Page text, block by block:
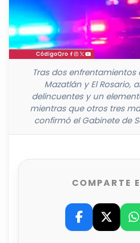
Tras dos
Mazatlán y El Rosario,
delincuentes y un
mientras que otros tres
confirmó el Gabinete de
COMPARTE